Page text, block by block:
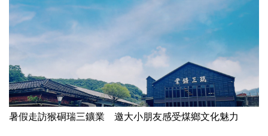
暑假走訪猴硐瑞三鑛業 邀大小朋友感受煤鄉文化魅力